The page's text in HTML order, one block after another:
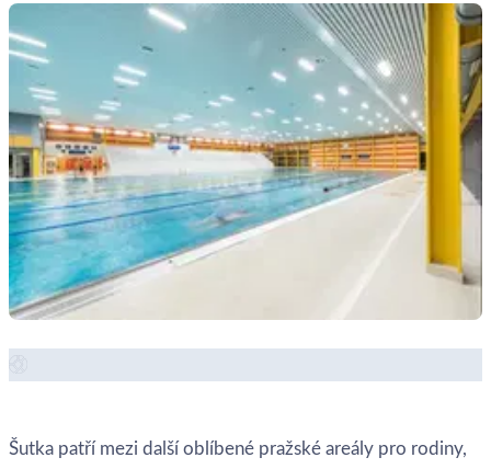
Šutka patří mezi další oblíbené pražské areály pro rodiny,